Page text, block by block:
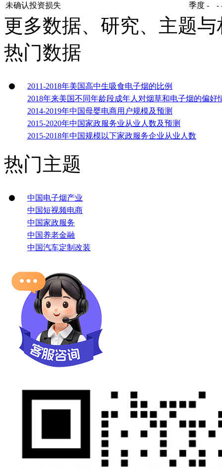
未确认投资损失
季度 - -
更多数据、研究、主题
热门数据
2011-2018年美国高中生吸食电子烟的比例
2018年来美国不同年龄段成年人对烟草和电子烟的偏好
2014-2019年中国母婴电商用户规模及预测
2015-2020年中国家政服务业从业人数及预测
2015-2018年中国规模以下家政服务企业从业人数
热门主题
中国电子烟产业
中国短视频电商
中国家政服务
中国养老金融
中国汽车定制改装